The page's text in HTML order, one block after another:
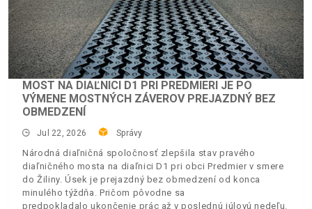
MOST NA DIAĽNICI D1 PRI PREDMIERI JE PO
VÝMENE MOSTNÝCH ZÁVEROV PREJAZDNÝ BEZ
OBMEDZENÍ
Jul 22, 2026 Správy
Národná diaľničná spoločnosť zlepšila stav pravého
diaľničného mosta na diaľnici D1 pri obci Predmier v smere
do Žiliny. Úsek je prejazdný bez obmedzení od konca
minulého týždňa. Pričom pôvodne sa
predpokladalo ukončenie prác až v poslednú júlovú nedeľu.